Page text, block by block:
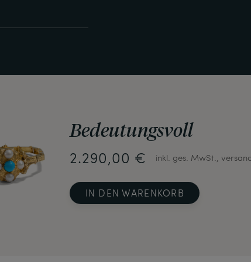
Bedeutungsvoll
2.290,00 € inkl. ges. MwSt.,
IN DEN WARENKORB